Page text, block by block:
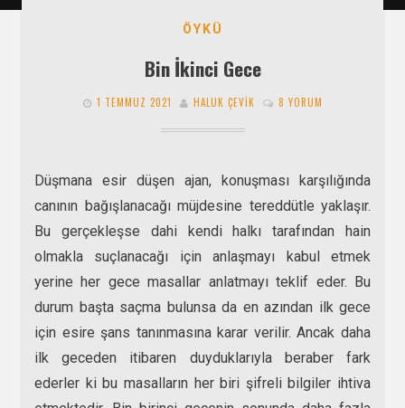
ÖYKÜ
Bin İkinci Gece
1 TEMMUZ 2021 HALUK ÇEVIK 8 YORUM
Düşmana esir düşen ajan, konuşması karşılığında
canının bağışlanacağı müjdesine tereddütle yaklaşır.
Bu gerçekleşse dahi kendi halkı tarafından hain
olmakla suçlanacağı için anlaşmayı kabul etmek
yerine her gece masallar anlatmayı teklif eder. Bu
durum başta saçma bulunsa da en azından ilk gece
için esire şans tanınmasına karar verilir. Ancak daha
ilk geceden itibaren duyduklarıyla beraber fark
ederler ki bu masalların her biri şifreli bilgiler ihtiva